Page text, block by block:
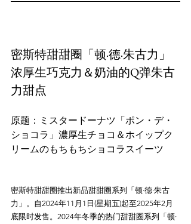
密斯特甜甜圈「顿·德·朱古力」
浓厚生巧克力＆奶油的Q弹朱古
力甜点
原题：ミスタードーナツ「ポン・デ・
ショコラ」濃厚生チョコ＆ホイップク
密斯特甜甜圈推出新品甜甜圈系列「顿·德·朱古
力」。自2024年11月1日(星期五)起至2025年2月
底限时发售。2024年冬季的热门甜甜圈系列「顿·